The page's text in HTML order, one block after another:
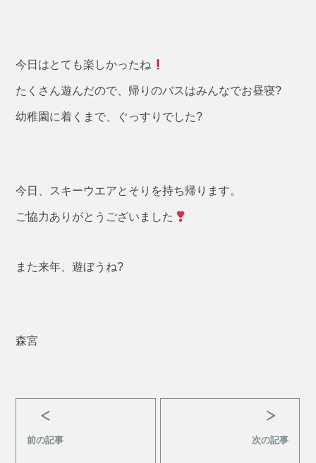
今日はとても楽しかったね
たくさん遊んだので、帰りのバスはみんなでお昼寝?
幼稚園に着くまで、ぐっすりでした?
今日、スキーウエアとそりを持ち帰ります。
ご協力ありがとうございました
また来年、遊ぼうね?
森宮
前の記事 次の記事